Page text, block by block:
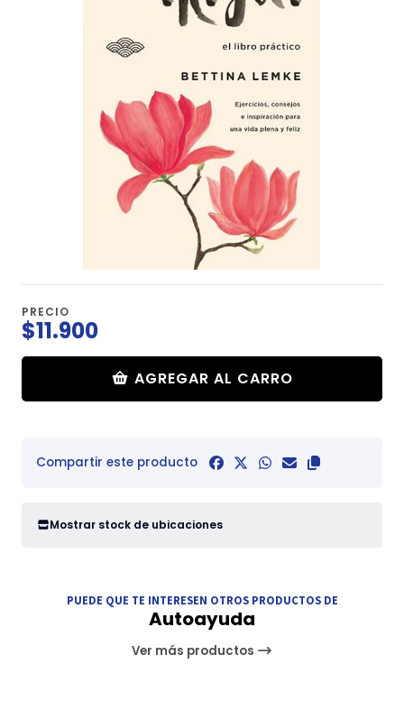
PRECIO
$11.900
AGREGAR AL CARRO
Compartir este producto
Mostrar stock de ubicaciones
PUEDE QUE TE INTERESEN OTROS PRODUCTOS DE
Autoayuda
Ver más productos